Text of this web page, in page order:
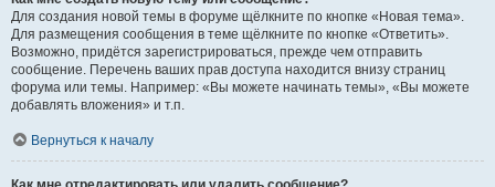
Для создания новой темы в форуме щёлкните по кнопке «Новая тема».
Для размещения сообщения в теме щёлкните по кнопке «Ответить».
Возможно, придётся зарегистрироваться, прежде чем отправить
сообщение. Перечень ваших прав доступа находится внизу страниц
форума или темы. Например: «Вы можете начинать темы», «Вы можете
добавлять вложения» и т.п.
Вернуться к началу